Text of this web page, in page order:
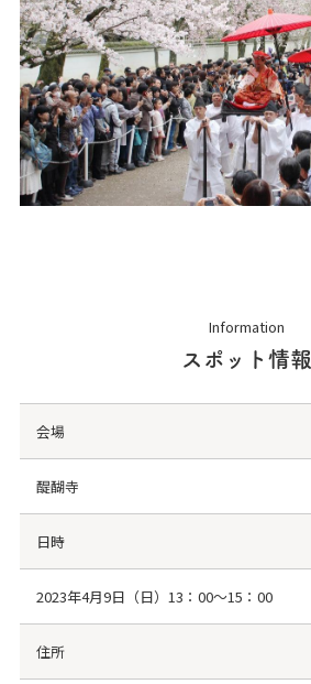
Information
スポット情報
会場
醍醐寺
日時
2023年4月9日（日）13：00～15：00
住所